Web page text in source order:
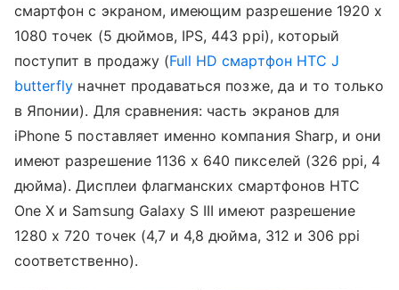
смартфон с экраном, имеющим разрешение 1920 х
1080 точек (5 дюймов, IPS, 443 ppi), который
поступит в продажу (Full HD смартфон HTC J
butterfly начнет продаваться позже, да и то только
в Японии). Для сравнения: часть экранов для
iPhone 5 поставляет именно компания Sharp, и они
имеют разрешение 1136 х 640 пикселей (326 ppi, 4
дюйма). Дисплеи флагманских смартфонов HTC
One X и Samsung Galaxy S III имеют разрешение
1280 х 720 точек (4,7 и 4,8 дюйма, 312 и 306 ppi
соответственно).